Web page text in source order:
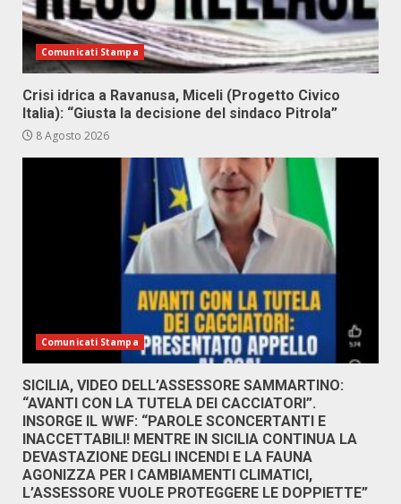
Comunicati Stampa
Crisi idrica a Ravanusa, Miceli (Progetto Civico
Italia): “Giusta la decisione del sindaco Pitrola”
8 Agosto 2026
Comunicati Stampa
SICILIA, VIDEO DELL’ASSESSORE SAMMARTINO:
“AVANTI CON LA TUTELA DEI CACCIATORI”.
INSORGE IL WWF: “PAROLE SCONCERTANTI E
INACCETTABILI! MENTRE IN SICILIA CONTINUA LA
DEVASTAZIONE DEGLI INCENDI E LA FAUNA
AGONIZZA PER I CAMBIAMENTI CLIMATICI,
L’ASSESSORE VUOLE PROTEGGERE LE DOPPIETTE”